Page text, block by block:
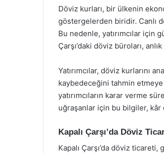
Döviz kurları, bir ülkenin
göstergelerden biridir. Canlı
Bu nedenle, yatırımcılar için
Çarşı’daki döviz büroları,
Yatırımcılar, döviz kurlarını
kaybedeceğini tahmin etmeye
yatırımcıların karar verme
uğraşanlar için bu bilgiler, kâr
Kapalı Çarşı’da Döviz
Kapalı Çarşı’da döviz